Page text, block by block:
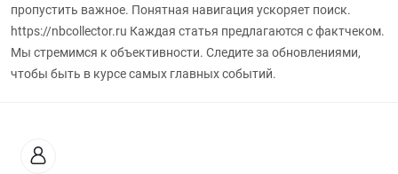
пропустить важное. Понятная навигация ускоряет поиск.
https://nbcollector.ru Каждая статья предлагаются с фактчеком.
Мы стремимся к объективности. Следите за обновлениями,
чтобы быть в курсе самых главных событий.